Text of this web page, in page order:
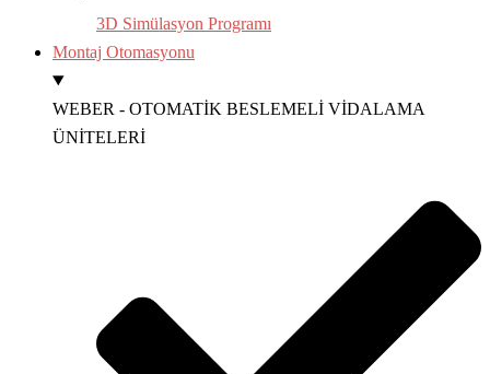
3D Simülasyon Programı
Montaj Otomasyonu
WEBER - OTOMATİK BESLEMELİ VİDALAMA
ÜNİTELERİ